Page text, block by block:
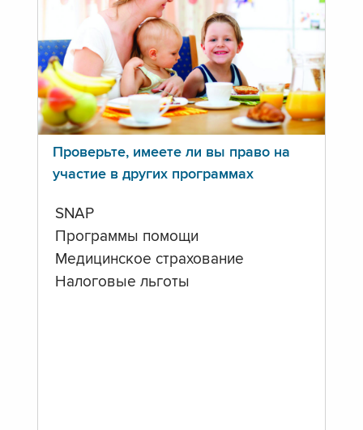
Проверьте, имеете ли вы право на
участие в других программах
SNAP
Программы помощи
Медицинское страхование
Налоговые льготы